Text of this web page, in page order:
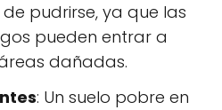
pudrirse, ya que las
pueden entrar a
dañadas.
: Un suelo pobre en